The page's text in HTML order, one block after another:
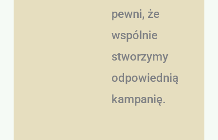
pewni, że
wspólnie
stworzymy
odpowiednią
kampanię.